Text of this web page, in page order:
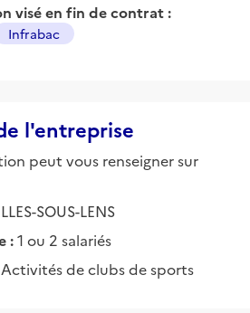
visé en fin de contrat :
Infrabac
l'entreprise
peut vous renseigner sur
SOUS-LENS
:1 ou 2 salariés
Activités de clubs de sports